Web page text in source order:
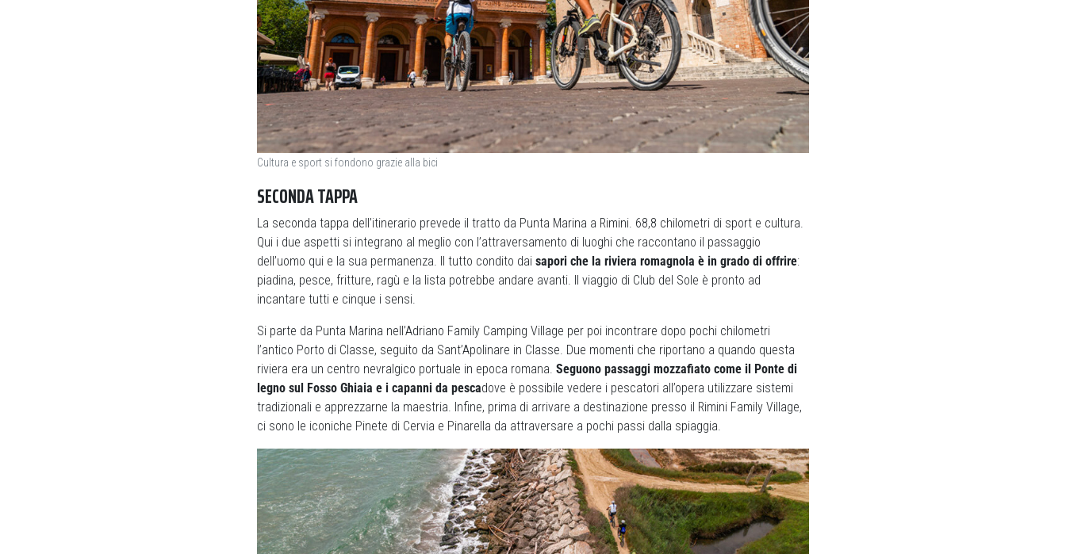
Cultura e sport si fondono grazie alla bici
SECONDA TAPPA
La seconda tappa dell’itinerario prevede il tratto da Punta Marina a Rimini. 68,8 chilometri di sport e cultura.
Qui i due aspetti si integrano al meglio con l’attraversamento di luoghi che raccontano il passaggio
dell’uomo qui e la sua permanenza. Il tutto condito dai sapori che la riviera romagnola è in grado di offrire:
piadina, pesce, fritture, ragù e la lista potrebbe andare avanti. Il viaggio di Club del Sole è pronto ad
incantare tutti e cinque i sensi.
Si parte da Punta Marina nell’Adriano Family Camping Village per poi incontrare dopo pochi chilometri
l’antico Porto di Classe, seguito da Sant’Apolinare in Classe. Due momenti che riportano a quando questa
riviera era un centro nevralgico portuale in epoca romana. Seguono passaggi mozzafiato come il Ponte di
legno sul Fosso Ghiaia e i capanni da pescadove è possibile vedere i pescatori all’opera utilizzare sistemi
tradizionali e apprezzarne la maestria. Infine, prima di arrivare a destinazione presso il Rimini Family Village,
ci sono le iconiche Pinete di Cervia e Pinarella da attraversare a pochi passi dalla spiaggia.